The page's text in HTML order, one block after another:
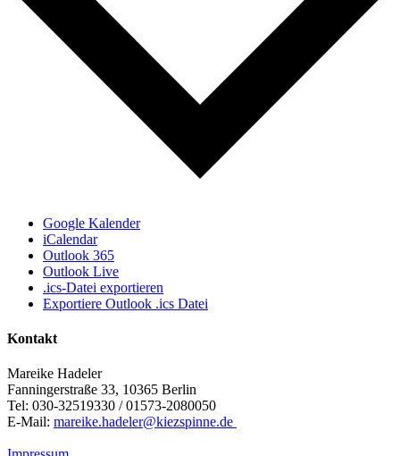
Google Kalender
iCalendar
Outlook 365
Outlook Live
.ics-Datei exportieren
Exportiere Outlook .ics Datei
Kontakt
Mareike Hadeler
Fanningerstraße 33, 10365 Berlin
Tel: 030-32519330 / 01573-2080050
E-Mail: mareike.hadeler@kiezspinne.de